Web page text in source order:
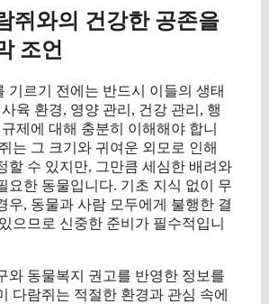
쥐와의 건강한 공존을
조언
기르기 전에는 반드시 이들의 생태
육 환경, 영양 관리, 건강 관리, 행
제에 대해 충분히 이해해야 합니
는 그 크기와 귀여운 외모로 인해
할 수 있지만, 그만큼 세심한 배려와
요한 동물입니다. 기초 지식 없이 무
우, 동물과 사람 모두에게 불행한 결
으므로 신중한 준비가 필수적입니
와 동물복지 권고를 반영한 정보를
다람쥐는 적절한 환경과 관심 속에